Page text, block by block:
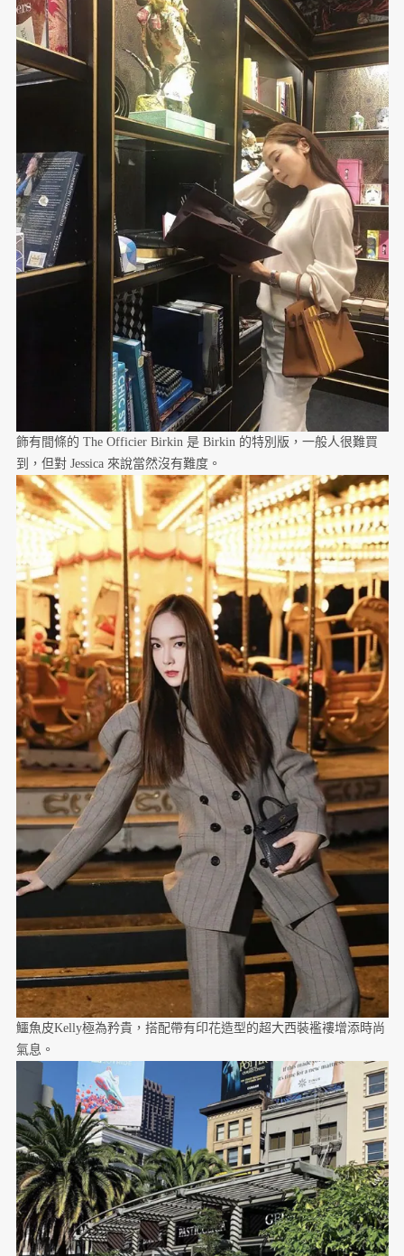
飾有間條的 The Officier Birkin 是 Birkin 的特別版，一般人很難買
到，但對 Jessica 來說當然沒有難度。
鱷魚皮Kelly極為矜貴，搭配帶有印花造型的超大西裝襤褸增添時尚
氣息。